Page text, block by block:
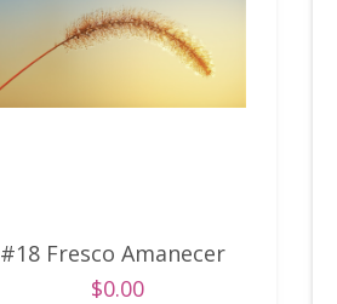
#18 Fresco Amanecer
$0.00